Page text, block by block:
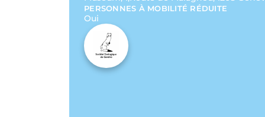
PERSONNES À MOBILITÉ RÉDUITE
Oui